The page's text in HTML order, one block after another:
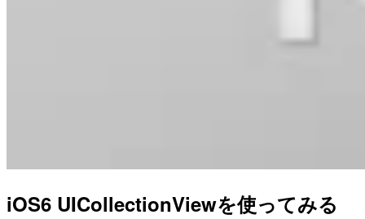
iOS6 UICollectionViewを使ってみる